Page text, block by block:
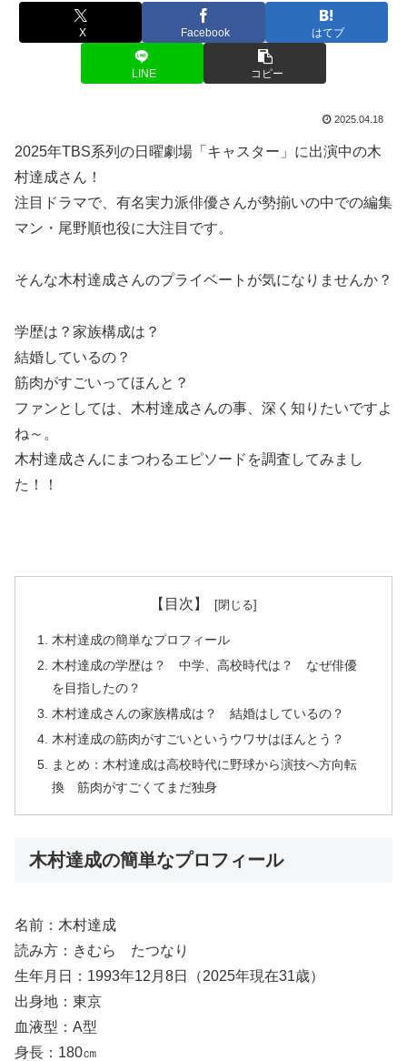
X Facebook はてブ
LINE コピー
2025.04.18
2025年TBS系列の日曜劇場「キャスター」に出演中の木
村達成さん！
注目ドラマで、有名実力派俳優さんが勢揃いの中での編集
マン・尾野順也役に大注目です。
そんな木村達成さんのプライベートが気になりませんか？
学歴は？家族構成は？
結婚しているの？
筋肉がすごいってほんと？
ファンとしては、木村達成さんの事、深く知りたいですよ
ね～。
木村達成さんにまつわるエピソードを調査してみまし
た！！
【目次】
木村達成の簡単なプロフィール
木村達成の学歴は？ 中学、高校時代は？ なぜ俳優
を目指したの？
木村達成さんの家族構成は？ 結婚はしているの？
木村達成の筋肉がすごいというウワサはほんとう？
まとめ：木村達成は高校時代に野球から演技へ方向転
換 筋肉がすごくてまだ独身
木村達成の簡単なプロフィール
名前：木村達成
読み方：きむら たつなり
生年月日：1993年12月8日（2025年現在31歳）
出身地：東京
血液型：A型
身長：180㎝